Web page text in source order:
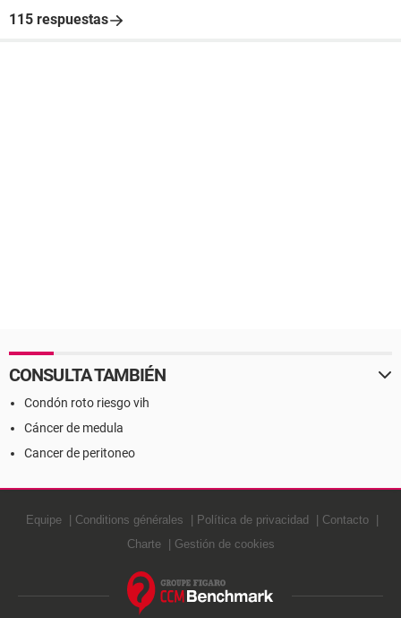
115 respuestas
CONSULTA TAMBIÉN
Condón roto riesgo vih
Cáncer de medula
Cancer de peritoneo
Equipe Conditions générales Política de privacidad
Contacto
Charte
Gestión de cookies